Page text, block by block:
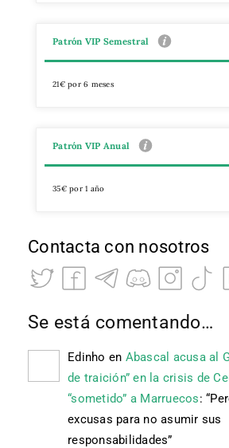
Patrón VIP Semestral
21€ por 6 meses
Patrón VIP Anual
35€ por 1 año
Contacta con nosotros
Se está comentando…
Edinho en Abascal acusa al
de traición” en la crisis de
“sometido” a Marruecos: “
excusas para no asumir sus
responsabilidades”